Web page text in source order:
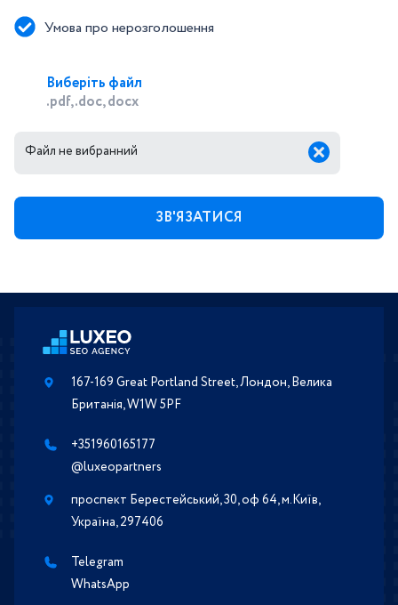
Умова про нерозголошення
Виберіть файл
.pdf, .doc, docx
Файл не вибранний
167-169 Great Portland Street, Лондон, Велика
Британія, W1W 5PF
+351960165177
@luxeopartners
проспект Берестейський, 30, оф 64, м.Київ,
Україна, 297406
Telegram
WhatsApp